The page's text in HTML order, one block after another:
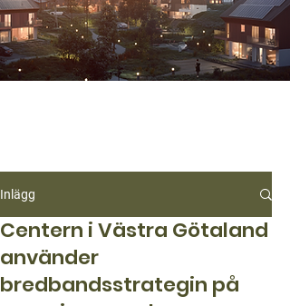
Inlägg
Centern i Västra Götaland
använder
bredbandsstrategin på